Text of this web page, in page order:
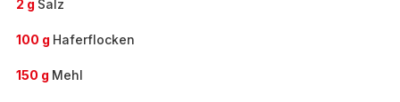
2 g Salz
100 g Haferflocken
150 g Mehl